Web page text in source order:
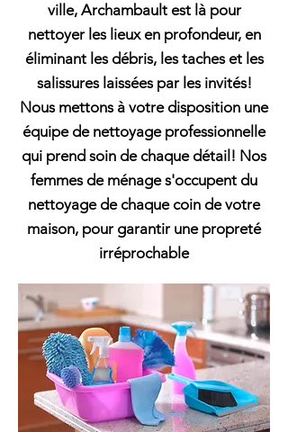
ville, Archambault est là pour
nettoyer les lieux en profondeur, en
éliminant les débris, les taches et les
salissures laissées par les invités!
Nous mettons à votre disposition une
équipe de nettoyage professionnelle
qui prend soin de chaque détail! Nos
femmes de ménage s'occupent du
nettoyage de chaque coin de votre
maison, pour garantir une propreté
irréprochable